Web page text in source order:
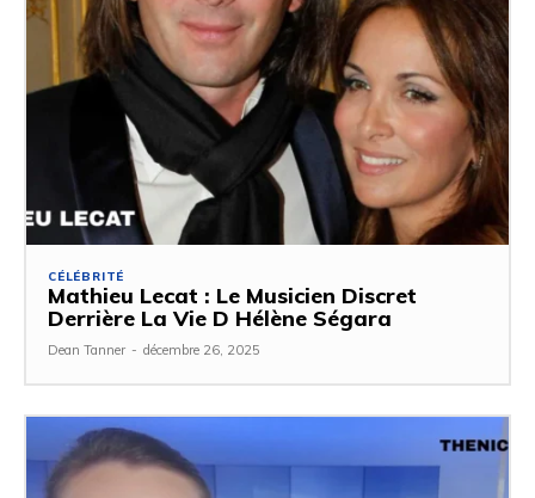
CÉLÉBRITÉ
Mathieu Lecat : Le Musicien Discret
Derrière La Vie D Hélène Ségara
Dean Tanner - décembre 26, 2025